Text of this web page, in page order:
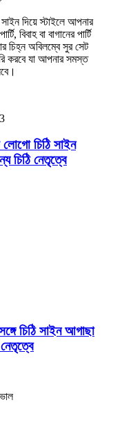
দিয়ে স্টাইলে আপনার
বিবাহ বা বাগানের পার্টি
চিহ্ন অবিলম্বে সুর সেট
করবে যা আপনার সমস্ত
চিঠি সাইন
চিঠি নেতৃত্বে
চিঠি সাইন আগাছা